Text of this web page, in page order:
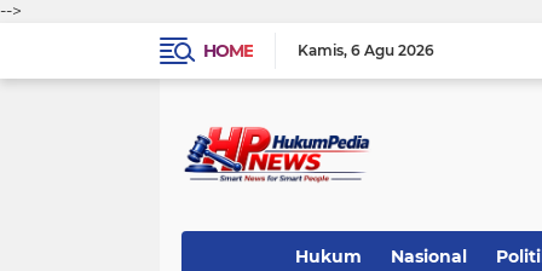
-->
HOME
Kamis 6 Agu 2026
Hukum Nasional